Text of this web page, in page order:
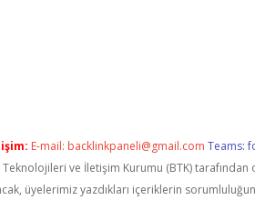
E-mail: backlinkpaneli@gmail.com Teams:
Teknolojileri ve İletişim Kurumu (BTK)
üyelerimiz yazdıkları içeriklerin